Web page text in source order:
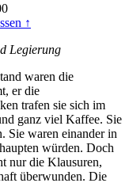
↑
Legierung
waren die
er die
trafen sie sich im
ganz viel Kaffee. Sie
Sie waren einander in
würden. Doch
nur die Klausuren,
überwunden. Die